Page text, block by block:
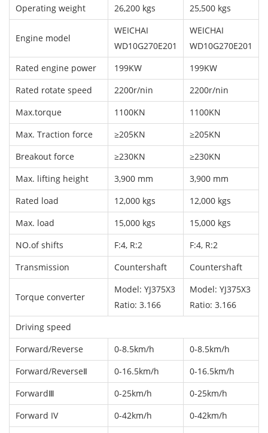
Operating weight 26,200 kgs 25,500 kgs
Engine model
WEICHAI
WD10G270E201
WEICHAI
WD10G270E201
Rated engine power
199KW
199KW
Rated rotate speed
2200r/nin
2200r/nin
Max.torque
1100KN
1100KN
Max. Traction force
≥205KN
≥205KN
Breakout force
≥230KN
≥230KN
Max. lifting height
3,900 mm
3,900 mm
Rated load
12,000 kgs
12,000 kgs
Max. load
15,000 kgs
15,000 kgs
NO.of shifts
F:4, R:2
F:4, R:2
Transmission
Countershaft Countershaft
Torque converter
Model: YJ375X3
Ratio: 3.166
Model: YJ375X3
Ratio: 3.166
Driving speed
Forward/Reverse
0-8.5km/h
0-8.5km/h
Forward/ReverseⅡ
0-16.5km/h
0-16.5km/h
ForwardⅢ
0-25km/h
0-25km/h
Forward IV
0-42km/h
0-42km/h